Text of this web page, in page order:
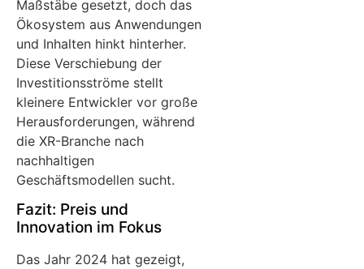
Maßstäbe gesetzt, doch das
Ökosystem aus Anwendungen
und Inhalten hinkt hinterher.
Diese Verschiebung der
Investitionsströme stellt
kleinere Entwickler vor große
Herausforderungen, während
die XR-Branche nach
nachhaltigen
Geschäftsmodellen sucht.
Fazit: Preis und
Innovation im Fokus
Das Jahr 2024 hat gezeigt,